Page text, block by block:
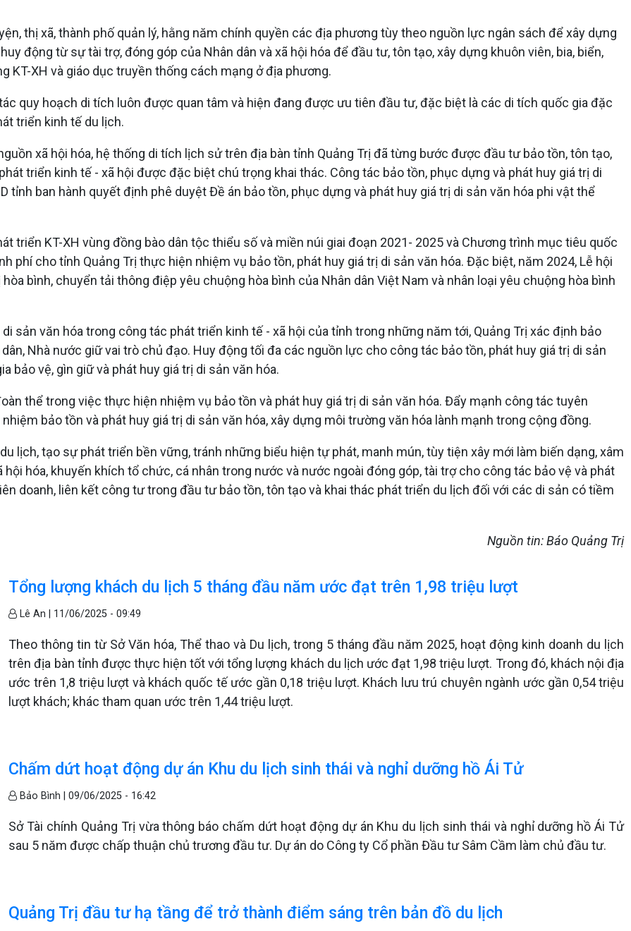
thị xã, thành phố quản lý, hằng năm chính quyền các địa phương tùy theo nguồn lực ngân sách để xây dựng
động từ sự tài trợ, đóng góp của Nhân dân và xã hội hóa để đầu tư, tôn tạo, xây dựng khuôn viên, bia, biển,
XH và giáo dục truyền thống cách mạng ở địa phương.
quy hoạch di tích luôn được quan tâm và hiện đang được ưu tiên đầu tư, đặc biệt là các di tích quốc gia đặc
triển kinh tế du lịch.
xã hội hóa, hệ thống di tích lịch sử trên địa bàn tỉnh Quảng Trị đã từng bước được đầu tư bảo tồn, tôn tạo,
triển kinh tế - xã hội được đặc biệt chú trọng khai thác. Công tác bảo tồn, phục dựng và phát huy giá trị di
tỉnh ban hành quyết định phê duyệt Đề án bảo tồn, phục dựng và phát huy giá trị di sản văn hóa phi vật thể
triển KT-XH vùng đồng bào dân tộc thiểu số và miền núi giai đoạn 2021- 2025 và Chương trình mục tiêu quốc
phí cho tỉnh Quảng Trị thực hiện nhiệm vụ bảo tồn, phát huy giá trị di sản văn hóa. Đặc biệt, năm 2024, Lễ hội
bình, chuyển tải thông điệp yêu chuộng hòa bình của Nhân dân Việt Nam và nhân loại yêu chuộng hòa bình
sản văn hóa trong công tác phát triển kinh tế - xã hội của tỉnh trong những năm tới, Quảng Trị xác định bảo
Nhà nước giữ vai trò chủ đạo. Huy động tối đa các nguồn lực cho công tác bảo tồn, phát huy giá trị di sản
bảo vệ, gìn giữ và phát huy giá trị di sản văn hóa.
thể trong việc thực hiện nhiệm vụ bảo tồn và phát huy giá trị di sản văn hóa. Đẩy mạnh công tác tuyên
bảo tồn và phát huy giá trị di sản văn hóa, xây dựng môi trường văn hóa lành mạnh trong cộng đồng.
lịch, tạo sự phát triển bền vững, tránh những biểu hiện tự phát, manh mún, tùy tiện xây mới làm biến dạng, xâm
hóa, khuyến khích tổ chức, cá nhân trong nước và nước ngoài đóng góp, tài trợ cho công tác bảo vệ và phát
doanh, liên kết công tư trong đầu tư bảo tồn, tôn tạo và khai thác phát triển du lịch đối với các di sản có tiềm
Nguồn tin: Báo Quảng Trị
Tổng lượng khách du lịch 5 tháng đầu năm ước đạt trên 1,98 triệu lượt
Lê An | 11/06/2025 - 09:49
Theo thông tin từ Sở Văn hóa, Thể thao và Du lịch, trong 5 tháng đầu năm 2025, hoạt động kinh doanh du lịch
trên địa bàn tỉnh được thực hiện tốt với tổng lượng khách du lịch ước đạt 1,98 triệu lượt. Trong đó, khách nội địa
ước trên 1,8 triệu lượt và khách quốc tế ước gần 0,18 triệu lượt. Khách lưu trú chuyên ngành ước gần 0,54 triệu
lượt khách; khác tham quan ước trên 1,44 triệu lượt.
Chấm dứt hoạt động dự án Khu du lịch sinh thái và nghỉ dưỡng hồ Ái Tử
Bảo Bình |09/06/2025 - 16:42
Sở Tài chính Quảng Trị vừa thông báo chấm dứt hoạt động dự án Khu du lịch sinh thái và nghỉ dưỡng hồ Ái Tử
sau 5 năm được chấp thuận chủ trương đầu tư. Dự án do Công ty Cổ phần Đầu tư Sâm Cầm làm chủ đầu tư.
Quảng Trị đầu tư hạ tầng để trở thành điểm sáng trên bản đồ du lịch